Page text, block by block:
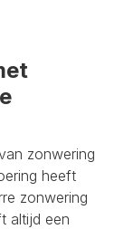
zonwering
heeft
zonwering
altijd een